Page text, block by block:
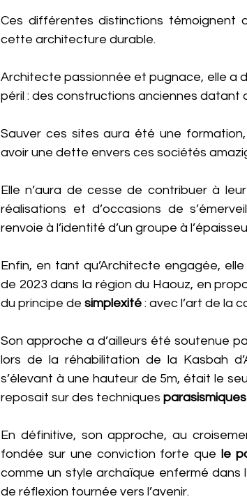
Ces différentes distinctions témoignent
cette architecture durable.
Architecte passionnée et pugnace, elle a
péril : des constructions anciennes datant
Sauver ces sites aura été une
avoir une dette envers ces sociétés
Elle n’aura de cesse de contribuer à
réalisations et d’occasions de
renvoie à l’identité d’un groupe à
Enfin, en tant qu’Architecte engagée,
de 2023 dans la région du Haouz, en
du principe de simplexité : avec l’art de la
Son approche a d’ailleurs été soutenue
lors de la réhabilitation de la Kasbah
s’élevant à une hauteur de 5m, était le
reposait sur des techniques
En définitive, son approche, au
fondée sur une conviction forte que le
comme un style archaïque enfermé dans
de réflexion tournée vers l’avenir.